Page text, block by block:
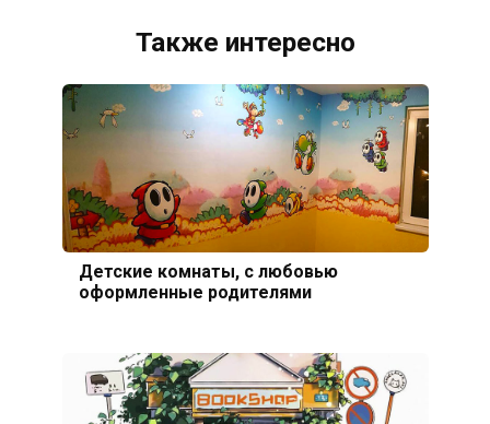
Также интересно
Детские комнаты, с любовью
оформленные родителями